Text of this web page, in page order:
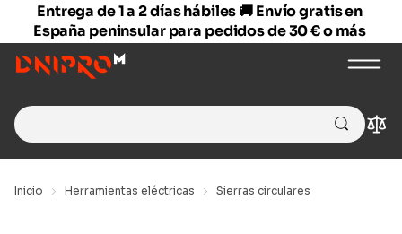
Entrega de 1 a 2 días hábiles 🚚 Envío gratis en
España peninsular para pedidos de 30 € o más
Search
for:
Inicio Herramientas eléctricas Sierras circulares